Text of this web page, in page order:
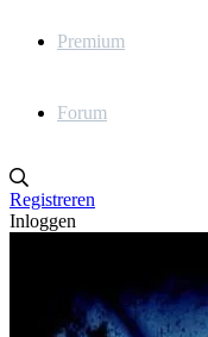
Premium
Forum
Registreren
Inloggen